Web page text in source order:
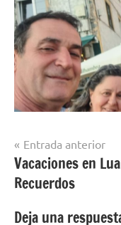
Navegación
de
entradas
Entrada anterior
Vacaciones en
Recuerdos
Deja una